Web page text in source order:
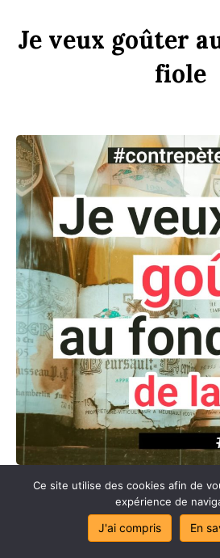
Je veux goûter
fiole
Lien Tweeter
Ce site utilise des cookies afin de
expérience de
J'ai compris En